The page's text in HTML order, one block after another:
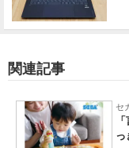
関連記事
セ
っ